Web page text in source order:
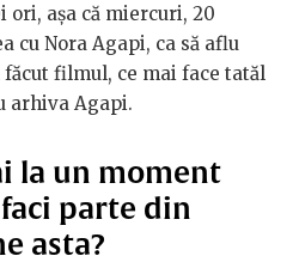
ori, așa că miercuri, 20
cu Nora Agapi, ca să aflu
filmul, ce mai face tatăl
arhiva Agapi.
la un moment
parte din
asta?